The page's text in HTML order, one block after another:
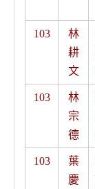
103
林
耕
文
103
林
宗
德
103
葉
慶